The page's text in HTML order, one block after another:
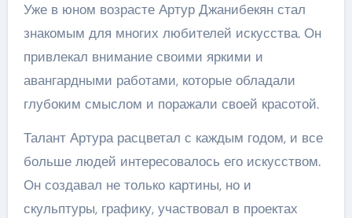
Уже в юном возрасте Артур Джанибекян стал
знакомым для многих любителей искусства. Он
привлекал внимание своими яркими и
авангардными работами, которые обладали
глубоким смыслом и поражали своей красотой.
Талант Артура расцветал с каждым годом, и все
больше людей интересовалось его искусством.
Он создавал не только картины, но и
скульптуры, графику, участвовал в проектах